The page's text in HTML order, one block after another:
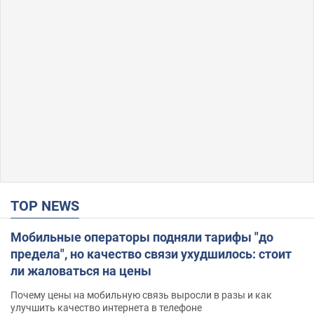
TOP NEWS
Мобильные операторы подняли тарифы "до
предела", но качество связи ухудшилось: стоит
ли жаловаться на цены
Почему цены на мобильную связь выросли в разы и как
улучшить качество интернета в телефоне